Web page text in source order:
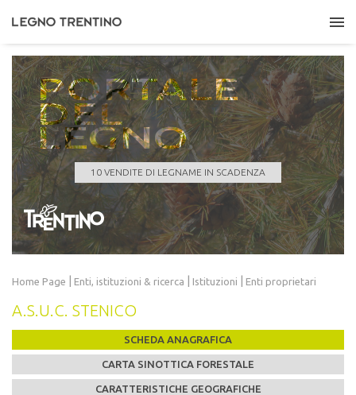
PORTALE
DEL
LEGNO
10 VENDITE DI LEGNAME IN SCADENZA
COMUNE DI GIUSTINO
Quantità
647,000 m³
Data scadenza
10/08/2026 11:00:00
LEGGI TUTTO
Home Page Enti, istituzioni & ricerca Istituzioni Enti proprietari
A.S.U.C. STENICO
SCHEDA ANAGRAFICA
CARTA SINOTTICA FORESTALE
CARATTERISTICHE GEOGRAFICHE